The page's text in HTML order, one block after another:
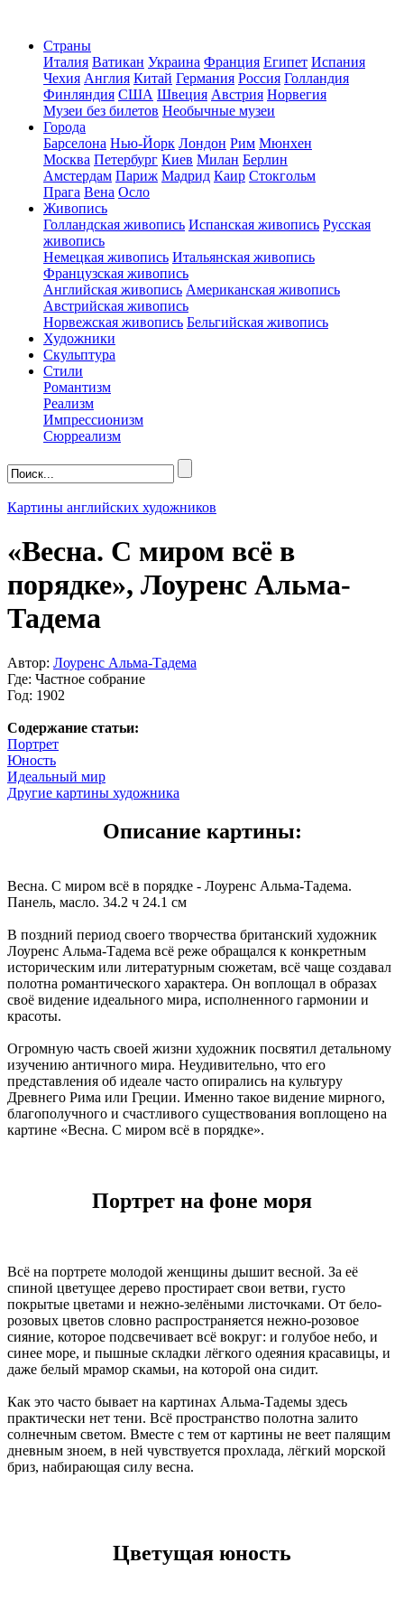
Страны
Италия Ватикан Украина Франция Египет Испания
Чехия Англия Китай Германия Россия Голландия
Финляндия США Швеция Австрия Норвегия
Музеи без билетов Необычные музеи
Города
Барселона Нью-Йорк Лондон Рим Мюнхен
Москва Петербург Киев Милан Берлин
Амстердам Париж Мадрид Каир Стокгольм
Прага Вена Осло
Живопись
Голландская живопись Испанская живопись Русская
живопись
Немецкая живопись Итальянская живопись
Французская живопись
Английская живопись Американская живопись
Австрийская живопись
Норвежская живопись Бельгийская живопись
Художники
Скульптура
Стили
Романтизм
Реализм
Импрессионизм
Сюрреализм
Картины английских художников
«Весна. С миром всё в
порядке», Лоуренс Альма-
Тадема
Автор: Лоуренс Альма-Тадема
Где: Частное собрание
Год: 1902
Содержание статьи:
Портрет
Юность
Идеальный мир
Другие картины художника
Описание картины:
Весна. С миром всё в порядке - Лоуренс Альма-Тадема.
Панель, масло. 34.2 ч 24.1 см
В поздний период своего творчества британский художник
Лоуренс Альма-Тадема всё реже обращался к конкретным
историческим или литературным сюжетам, всё чаще создавал
полотна романтического характера. Он воплощал в образах
своё видение идеального мира, исполненного гармонии и
красоты.
Огромную часть своей жизни художник посвятил детальному
изучению античного мира. Неудивительно, что его
представления об идеале часто опирались на культуру
Древнего Рима или Греции. Именно такое видение мирного,
благополучного и счастливого существования воплощено на
картине «Весна. С миром всё в порядке».
Портрет на фоне моря
Всё на портрете молодой женщины дышит весной. За её
спиной цветущее дерево простирает свои ветви, густо
покрытые цветами и нежно-зелёными листочками. От бело-
розовых цветов словно распространяется нежно-розовое
сияние, которое подсвечивает всё вокруг: и голубое небо, и
синее море, и пышные складки лёгкого одеяния красавицы, и
даже белый мрамор скамьи, на которой она сидит.
Как это часто бывает на картинах Альма-Тадемы здесь
практически нет тени. Всё пространство полотна залито
солнечным светом. Вместе с тем от картины не веет палящим
дневным зноем, в ней чувствуется прохлада, лёгкий морской
бриз, набирающая силу весна.
Цветущая юность